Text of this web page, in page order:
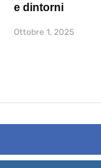
e dintorni
Ottobre 1, 2025